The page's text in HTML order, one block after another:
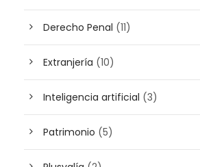
Derecho Penal (11)
Extranjería (10)
Inteligencia artificial (3)
Patrimonio (5)